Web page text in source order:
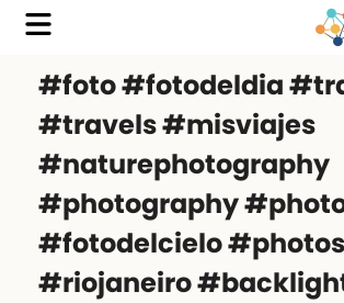
#foto #fotodeldia
#travels #misviajes
#naturephotography
#photography
#fotodelcielo
#riojaneiro